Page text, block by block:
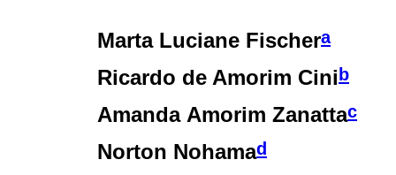
Marta Luciane Fischera
Ricardo de Amorim Cini b
Amanda Amorim Zanattac
Norton Nohamad